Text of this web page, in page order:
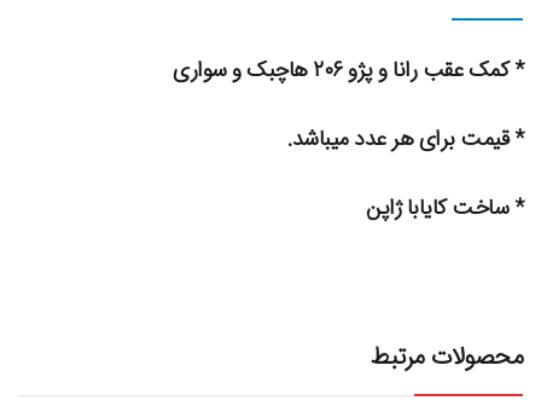
* کمک عقب رانا و پژو ۲۰۶ هاچبک و سواری
* قیمت برای هر عدد میباشد.
* ساخت کایابا ژاپن
محصولات مرتبط